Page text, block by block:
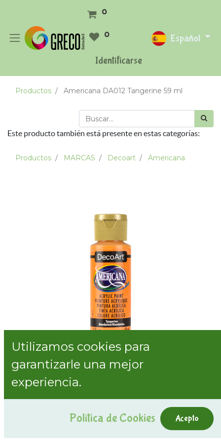
0
0
Identificarse
Español
Productos Americana DA012 Tangerine 59 ml
Este producto también está presente en estas categorías:
Productos MARCAS Decoart Americana
Americana DA012 Tangerine 59 ml
Internal Reference:1801212
Mostrar precios con impuestos incluidos
Utilizamos cookies para
garantizarle una mejor
experiencia.
Política de Cookies Acepto